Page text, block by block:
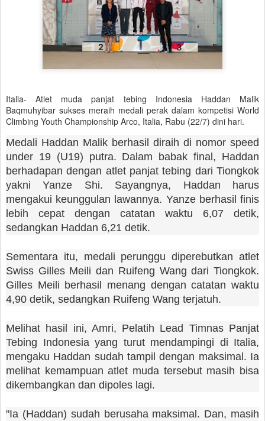
Italia- Atlet muda panjat tebing Indonesia Haddan Malik
Baqmuhyibar sukses meraih medali perak dalam kompetisi World
Climbing Youth Championship Arco, Italia, Rabu (22/7) dini hari.
Medali Haddan Malik berhasil diraih di nomor speed
under 19 (U19) putra. Dalam babak final, Haddan
berhadapan dengan atlet panjat tebing dari Tiongkok
yakni Yanze Shi. Sayangnya, Haddan harus
mengakui keunggulan lawannya. Yanze berhasil finis
lebih cepat dengan catatan waktu 6,07 detik,
sedangkan Haddan 6,21 detik.
Sementara itu, medali perunggu diperebutkan atlet
Swiss Gilles Meili dan Ruifeng Wang dari Tiongkok.
Gilles Meili berhasil menang dengan catatan waktu
4,90 detik, sedangkan Ruifeng Wang terjatuh.
Melihat hasil ini, Amri, Pelatih Lead Timnas Panjat
Tebing Indonesia yang turut mendampingi di Italia,
mengaku Haddan sudah tampil dengan maksimal. Ia
melihat kemampuan atlet muda tersebut masih bisa
dikembangkan dan dipoles lagi.
"Ia (Haddan) sudah berusaha maksimal. Dan, masih